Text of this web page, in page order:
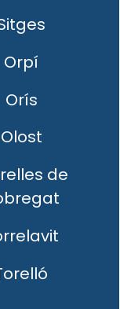
Orpí
Orís
Olost
de